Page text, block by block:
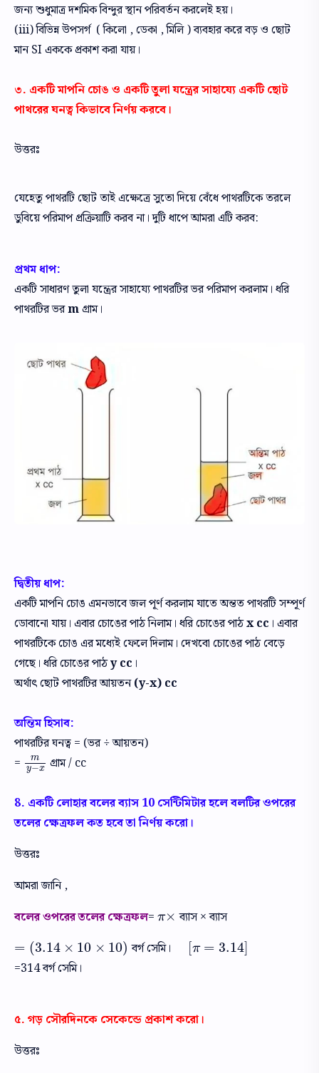
জন্য শুধুমাত্র দশমিক বিন্দুর স্থান পরিবর্তন করলেই হয়।
(iii) বিভিন্ন উপসর্গ ( কিলো , ডেকা , মিলি ) ব্যবহার করে বড় ও ছোট
মান SI এককে প্রকাশ করা যায়।
৩. একটি মাপনি চোঙ ও একটি তুলা যন্ত্রের সাহায্যে একটি ছোট
পাথরের ঘনত্ব কিভাবে নির্ণয় করবে।
উত্তরঃ
যেহেতু পাথরটি ছোট তাই এক্ষেত্রে সুতো দিয়ে বেঁধে পাথরটিকে তরলে
ডুবিয়ে পরিমাপ প্রক্রিয়াটি করব না। দুটি ধাপে আমরা এটি করব:
প্রথম ধাপ:
একটি সাধারণ তুলা যন্ত্রের সাহায্যে পাথরটির ভর পরিমাপ করলাম। ধরি
পাথরটির ভরmগ্রাম।
দ্বিতীয় ধাপ:
একটি মাপনি চোঙ এমনভাবে জল পূর্ণ করলাম যাতে অন্তত পাথরটি সম্পূর্ণ
ডোবানো যায়। এবার চোঙের পাঠ নিলাম। ধরি চোঙের পাঠx cc । এবার
পাথরটিকে চোঙ এর মধ্যেই ফেলে দিলাম। দেখবো চোঙের পাঠ বেড়ে
গেছে। ধরি চোঙের পাঠy cc ।
অর্থাৎ ছোট পাথরটির আয়তন(y-x) cc
অন্তিম হিসাব:
পাথরটির ঘনত্ব = (ভর ÷ আয়তন)
=
m
y−x
my− x
গ্রাম / cc
8. একটি লোহার বলের ব্যাস 10 সেন্টিমিটার হলে বলটির ওপরের
তলের ক্ষেত্রফল কত হবে তা নির্ণয় করো।
উত্তরঃ
আমরা জানি ,
বলের ওপরের তলের ক্ষেত্রফল= π×
π× ব্যাস × ব্যাস
= (3.14 × 10 × 10)
=( 3.14×10× 10) বর্গ সেমি। [π = 3.14]
π=3.14]
=314 বর্গ সেমি।
৫. গড় সৌরদিনকে সেকেন্ডে প্রকাশ করো।
উত্তরঃ